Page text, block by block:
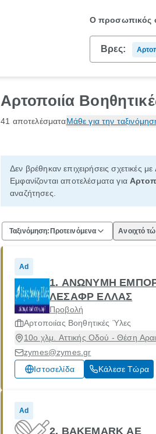
Ο προσωπικός
Βρες:
Αρτοποιία
41 αποτελέσματαΜάθε για την
Δεν βρέθηκαν επιχειρήσεις σχετικές με
Εμφανίζονται αποτελέσματα για
αναζήτησες.
Ταξινόμηση: Προτεινόμενα Ανοιχτό
Ad
1. ΑΝΩΝΥΜΗ
ΛΕΣΑΦΡ ΕΛΛΑΣ
Προβολή
Αρτοποιίας Βοηθητικές Ύλες
10ο χλμ. Αττικής Οδού - Θέση
zymes@zymes.gr
Ιστοσελίδα
Κάλεσε Τώρα
Ad
2. BAKEMARK ΑΕ